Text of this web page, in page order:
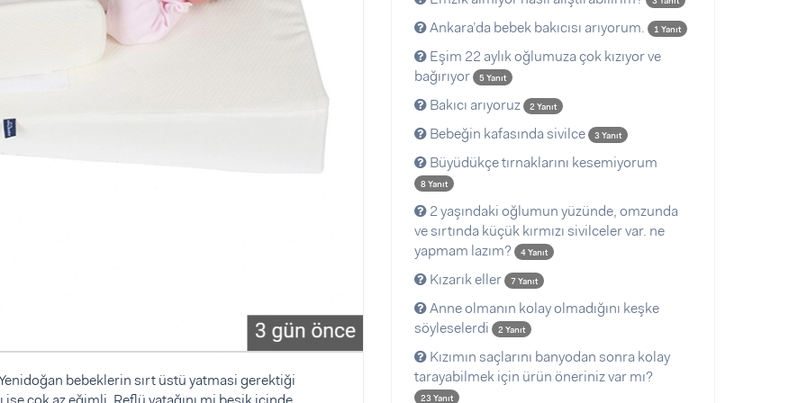
bebeklerin sırt üstü yatmasi gerektiği
Ankara’da bebek bakıcısı arıyorum. 1 Yanıt
Eşim 22 aylık oğlumuza çok kızıyor ve
bağırıyor
5 Yanıt
Bakıcı arıyoruz 2 Yanıt
Bebeğin kafasında sivilce 3 Yanıt
Büyüdükçe tırnaklarını kesemiyorum
8 Yanıt
2 yaşındaki oğlumun yüzünde, omzunda
ve sırtında küçük kırmızı sivilceler var. ne
yapmam lazım?
4 Yanıt
Kızarık eller 7 Yanıt
Anne olmanın kolay olmadığını keşke
söyleselerdi
2 Yanıt
Kızımın saçlarını banyodan sonra kolay
tarayabilmek için ürün öneriniz var mı?
23 Yanıt